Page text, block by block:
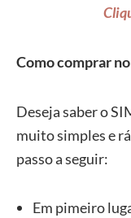
Como comprar
Deseja saber o
muito simples e
passo a seguir:
Em pimeiro